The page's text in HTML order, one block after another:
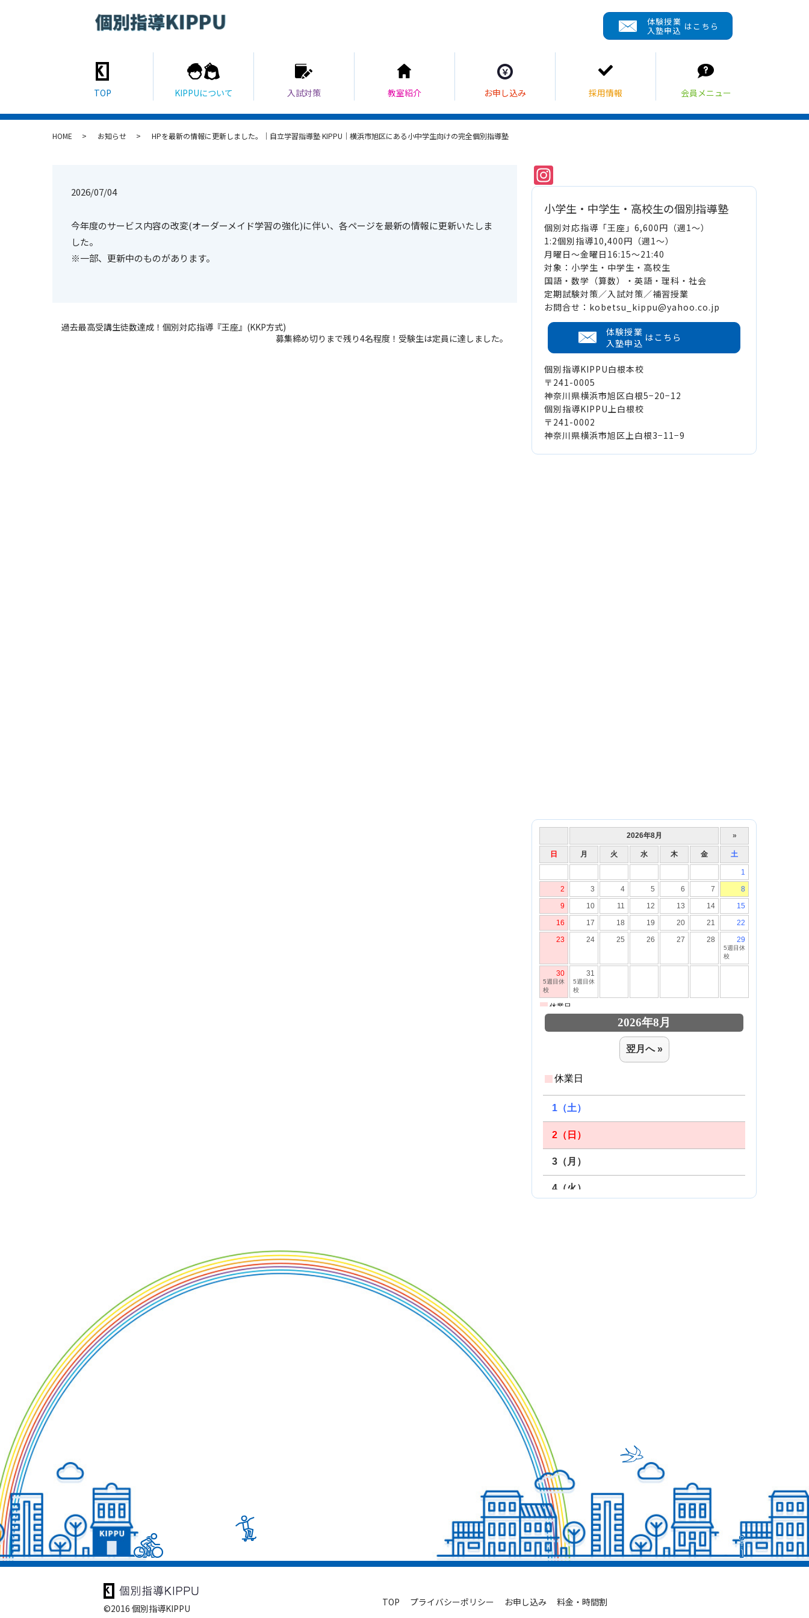
体験授業
入塾申込 はこちら
HOME お知らせ HPを最新の情報に更新しました。｜自立学習指導塾 KIPPU｜横浜市旭区にある小中学生向けの完全個別指導塾
2026/07/04
今年度のサービス内容の改変(オーダーメイド学習の強化)に伴い、各ページを最新の情報に更新いたしま
した。
※一部、更新中のものがあります。
過去最高受講生徒数達成！個別対応指導『王座』(KKP方式)
募集締め切りまで残り4名程度！受験生は定員に達しました。
Instagram
小学生・中学生・高校生の個別指導塾
個別対応指導「王座」6,600円（週1～）
1:2個別指導10,400円（週1～）
月曜日～金曜日16:15～21:40
対象：小学生・中学生・高校生
国語・数学（算数）・英語・理科・社会
定期試験対策／入試対策／補習授業
お問合せ：kobetsu_kippu@yahoo.co.jp
体験授業
入塾申込 はこちら
個別指導KIPPU白根本校
〒241-0005
神奈川県横浜市旭区白根5−20−12
個別指導KIPPU上白根校
〒241-0002
神奈川県横浜市旭区上白根3−11−9
©2016 個別指導KIPPU
TOP プライバシーポリシー お申し込み 料金・時間割